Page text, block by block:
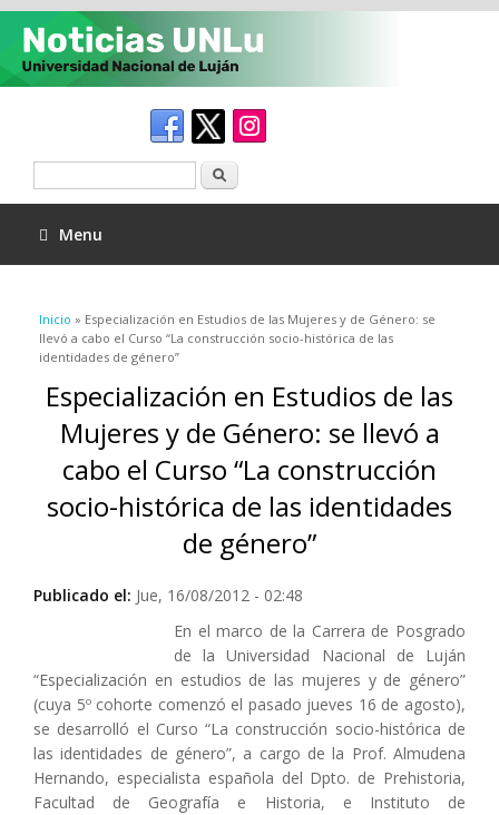
Menu
Se encuentra usted aquí
Inicio » Especialización en Estudios de las Mujeres y de Género: se
llevó a cabo el Curso “La construcción socio-histórica de las
identidades de género”
Especialización en Estudios de las
Mujeres y de Género: se llevó a
cabo el Curso “La construcción
socio-histórica de las identidades
de género”
Publicado el: Jue, 16/08/2012 - 02:48
En el marco de la Carrera de Posgrado
de la Universidad Nacional de Luján
“Especialización en estudios de las mujeres y de género”
(cuya 5º cohorte comenzó el pasado jueves 16 de agosto),
se desarrolló el Curso “La construcción socio-histórica de
las identidades de género”, a cargo de la Prof. Almudena
Hernando, especialista española del Dpto. de Prehistoria,
Facultad de Geografía e Historia, e Instituto de